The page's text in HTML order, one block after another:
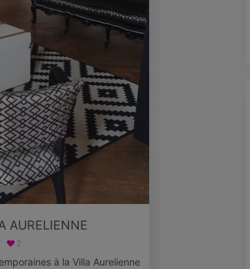
AURELIENNE
2
à la Villa Aurelienne